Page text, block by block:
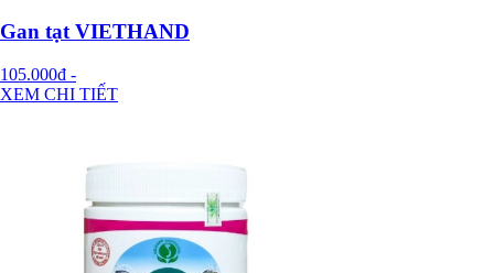
Gan tạt VIETHAND
105.000đ -
XEM CHI TIẾT